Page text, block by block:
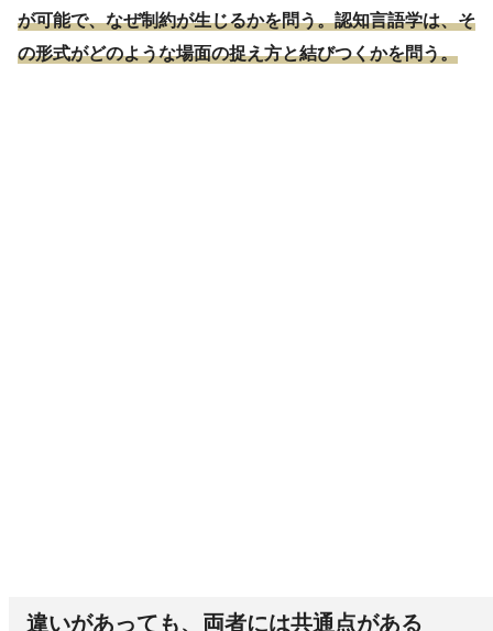
が可能で、なぜ制約が生じるかを問う。認知言語学は、そ
の形式がどのような場面の捉え方と結びつくかを問う。
違いがあっても、両者には共通点がある